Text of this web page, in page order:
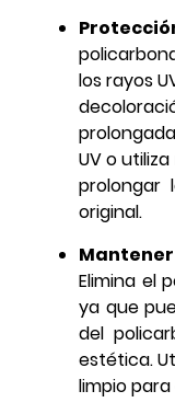
los rayos
UV o
prolongar
original.
Elimina el
ya que
del
estética.
limpio